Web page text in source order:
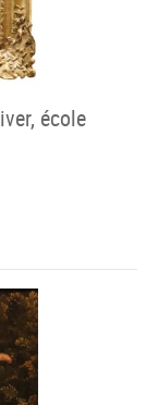
école